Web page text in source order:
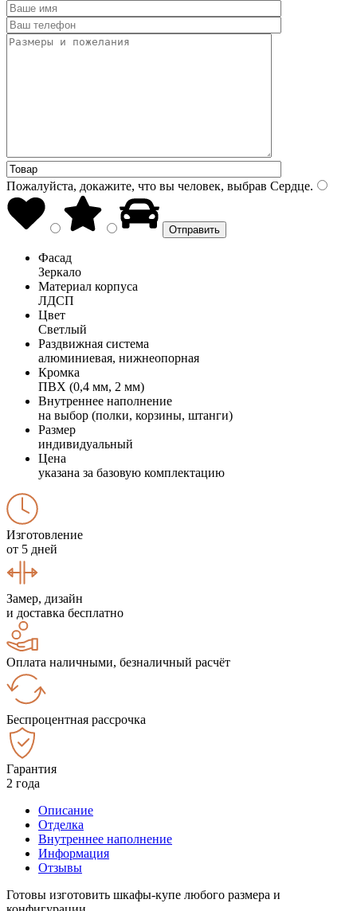
Пожалуйста, докажите, что вы человек, выбрав Сердце.
Фасад
Зеркало
Материал корпуса
ЛДСП
Цвет
Светлый
Раздвижная система
алюминиевая, нижнеопорная
Кромка
ПВХ (0,4 мм, 2 мм)
Внутреннее наполнение
на выбор (полки, корзины, штанги)
Размер
индивидуальный
Цена
указана за базовую комплектацию
Изготовление
от 5 дней
Замер, дизайн
и доставка бесплатно
Оплата наличными, безналичный расчёт
Беспроцентная рассрочка
Гарантия
2 года
Описание
Отделка
Внутреннее наполнение
Информация
Отзывы
Готовы изготовить шкафы-купе любого размера и